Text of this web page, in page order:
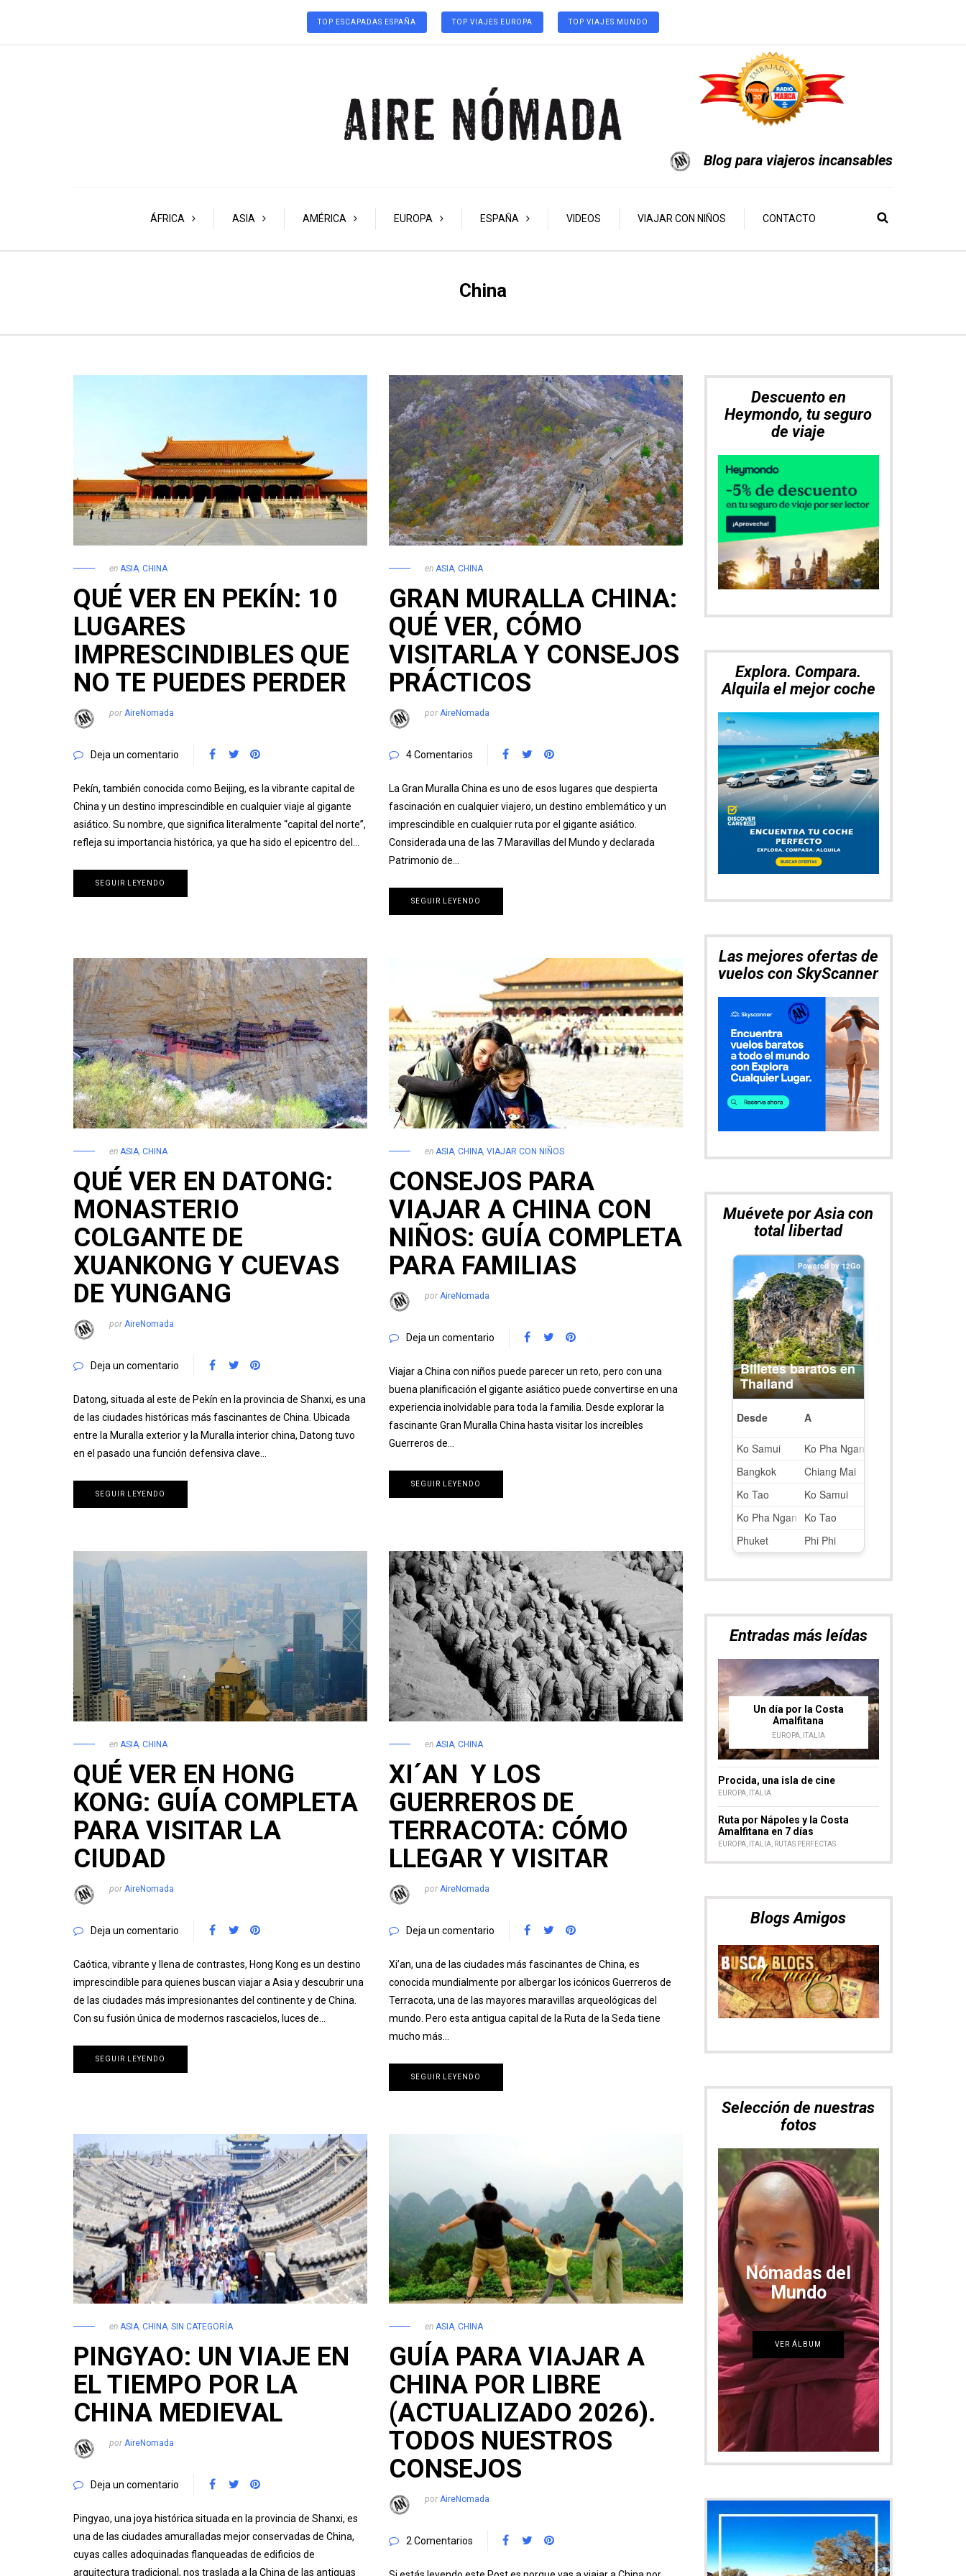
TOP ESCAPADAS ESPAÑA TOP VIAJES EUROPA TOP VIAJES MUNDO
Blog para viajeros incansables
ÁFRICA ASIA AMÉRICA EUROPA ESPAÑA VIDEOS VIAJAR CON NIÑOS CONTACTO
China
en ASIA, CHINA
QUÉ VER EN PEKÍN: 10
LUGARES
IMPRESCINDIBLES QUE
NO TE PUEDES PERDER
por AireNomada
Deja un comentario
Pekín, también conocida como Beijing, es la vibrante capital de
China y un destino imprescindible en cualquier viaje al gigante
asiático. Su nombre, que significa literalmente “capital del norte”,
refleja su importancia histórica, ya que ha sido el epicentro del…
SEGUIR LEYENDO
en ASIA, CHINA
GRAN MURALLA CHINA:
QUÉ VER, CÓMO
VISITARLA Y CONSEJOS
PRÁCTICOS
por AireNomada
4 Comentarios
La Gran Muralla China es uno de esos lugares que despierta
fascinación en cualquier viajero, un destino emblemático y un
imprescindible en cualquier ruta por el gigante asiático.
Considerada una de las 7 Maravillas del Mundo y declarada
Patrimonio de…
SEGUIR LEYENDO
en ASIA CHINA
QUÉ VER EN DATONG:
MONASTERIO
COLGANTE DE
XUANKONG Y CUEVAS
DE YUNGANG
por AireNomada
Deja un comentario
Datong, situada al este de Pekín en la provincia de Shanxi, es una
de las ciudades históricas más fascinantes de China. Ubicada
entre la Muralla exterior y la Muralla interior china, Datong tuvo
en el pasado una función defensiva clave…
SEGUIR LEYENDO
en ASIA, CHINA, VIAJAR CON NIÑOS
CONSEJOS PARA
VIAJAR A CHINA CON
NIÑOS: GUÍA COMPLETA
PARA FAMILIAS
por AireNomada
Deja un comentario
Viajar a China con niños puede parecer un reto, pero con una
buena planificación el gigante asiático puede convertirse en una
experiencia inolvidable para toda la familia. Desde explorar la
fascinante Gran Muralla China hasta visitar los increíbles
Guerreros de…
SEGUIR LEYENDO
en ASIA CHINA
QUÉ VER EN HONG
KONG: GUÍA COMPLETA
PARA VISITAR LA
CIUDAD
por AireNomada
Deja un comentario
Caótica, vibrante y llena de contrastes, Hong Kong es un destino
imprescindible para quienes buscan viajar a Asia y descubrir una
de las ciudades más impresionantes del continente y de China.
Con su fusión única de modernos rascacielos, luces de…
SEGUIR LEYENDO
en ASIA, CHINA
XI´AN Y LOS
GUERREROS DE
TERRACOTA: CÓMO
LLEGAR Y VISITAR
por AireNomada
Deja un comentario
Xi’an, una de las ciudades más fascinantes de China, es
conocida mundialmente por albergar los icónicos Guerreros de
Terracota, una de las mayores maravillas arqueológicas del
mundo. Pero esta antigua capital de la Ruta de la Seda tiene
mucho más…
SEGUIR LEYENDO
en ASIA, CHINA, SIN CATEGORÍA
PINGYAO: UN VIAJE EN
EL TIEMPO POR LA
CHINA MEDIEVAL
por AireNomada
Deja un comentario
Pingyao, una joya histórica situada en la provincia de Shanxi, es
una de las ciudades amuralladas mejor conservadas de China,
cuyas calles adoquinadas flanqueadas de edificios de
arquitectura tradicional, nos traslada a la China de las antiguas
en ASIA, CHINA
GUÍA PARA VIAJAR A
CHINA POR LIBRE
(ACTUALIZADO 2026).
TODOS NUESTROS
CONSEJOS
por AireNomada
2 Comentarios
Explora. Compara.
Alquila el mejor coche
Las mejores ofertas de
vuelos con SkyScanner
Muévete por Asia con
total libertad
Entradas más leídas
Amalfitana
EUROPA, ITALIA
Ruta por Nápoles y la Costa
Amalfitana en 7 días
Blogs Amigos
Selección de nuestras
fotos
Nómadas del
Mundo
Bienvenidos
Nómada:adjetivo/nombre
establece en ningún sitio de
forma permanente.